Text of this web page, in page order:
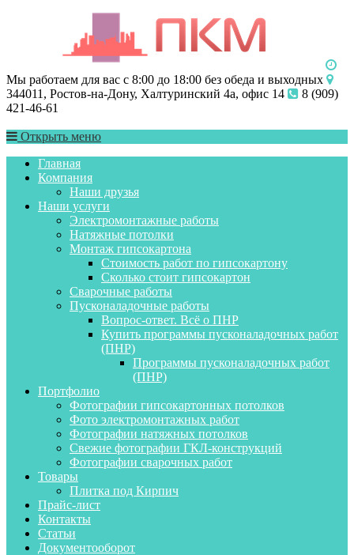
Мы работаем для вас с 8:00 до 18:00 без обеда и выходных
344011, Ростов-на-Дону, Халтуринский 4а, офис 14
8 (909)
421-46-61
Открыть меню
Главная
Компания
Наши друзья
Наши услуги
Электромонтажные работы
Натяжные потолки
Монтаж гипсокартона
Стоимость работ по гипсокартону
Сколько стоит гипсокартон
Сварочные работы
Пусконаладочные работы
Вопрос-ответ. Всё о ПНР
Купить программы пусконаладочных работ
(ПНР)
Программы пусконаладочных работ
(ПНР)
Портфолио
Фотографии гипсокартонных потолков
Фото электромонтажных работ
Фотографии натяжных потолков
Свежие фотографии ГКЛ-конструкций
Фотографии сварочных работ
Товары
Плитка под Кирпич
Прайс-лист
Контакты
Статьи
Документооборот